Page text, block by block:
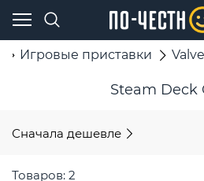
Игровые приставки
Steam Deck
Сначала дешевле
Товаров: 2